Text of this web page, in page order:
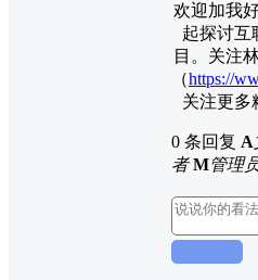
欢迎加我
起探讨互
目。关注
（https://
关注更多
0 条回复 A
者 M管理